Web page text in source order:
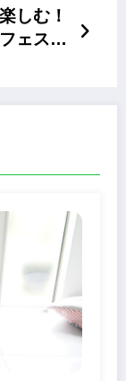
しむ！
ェスタ